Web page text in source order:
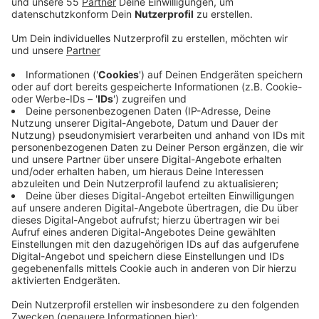
zwischen Wilhelm- und Kölner Straße einen
Schutzstreifen für Radfahrer geben soll.
Veröffentlicht:Sonntag, 13.03.2022 11:01
Anzeige
Die Stadt hatte sich für den Radstreifen
ausgesprochen. Allerdings würden dann auch
Parkplätze für Geschäfte und Anwohner ersatzlos
wegfallen. Die Folge könnten verstopfte
Seitenstraßen oder ausbleibende Kundschaft sein, so
die Befürchtung der Gegner des Radstreifens. Damit
der Bürgerentscheid Erfolg hat, müssen mindestens
20 Prozent der Stimmberechtigten mit "Ja" votieren.
Außerdem müsste der Großteil aller abgegebenen
18:00 Uhr geöffnet.